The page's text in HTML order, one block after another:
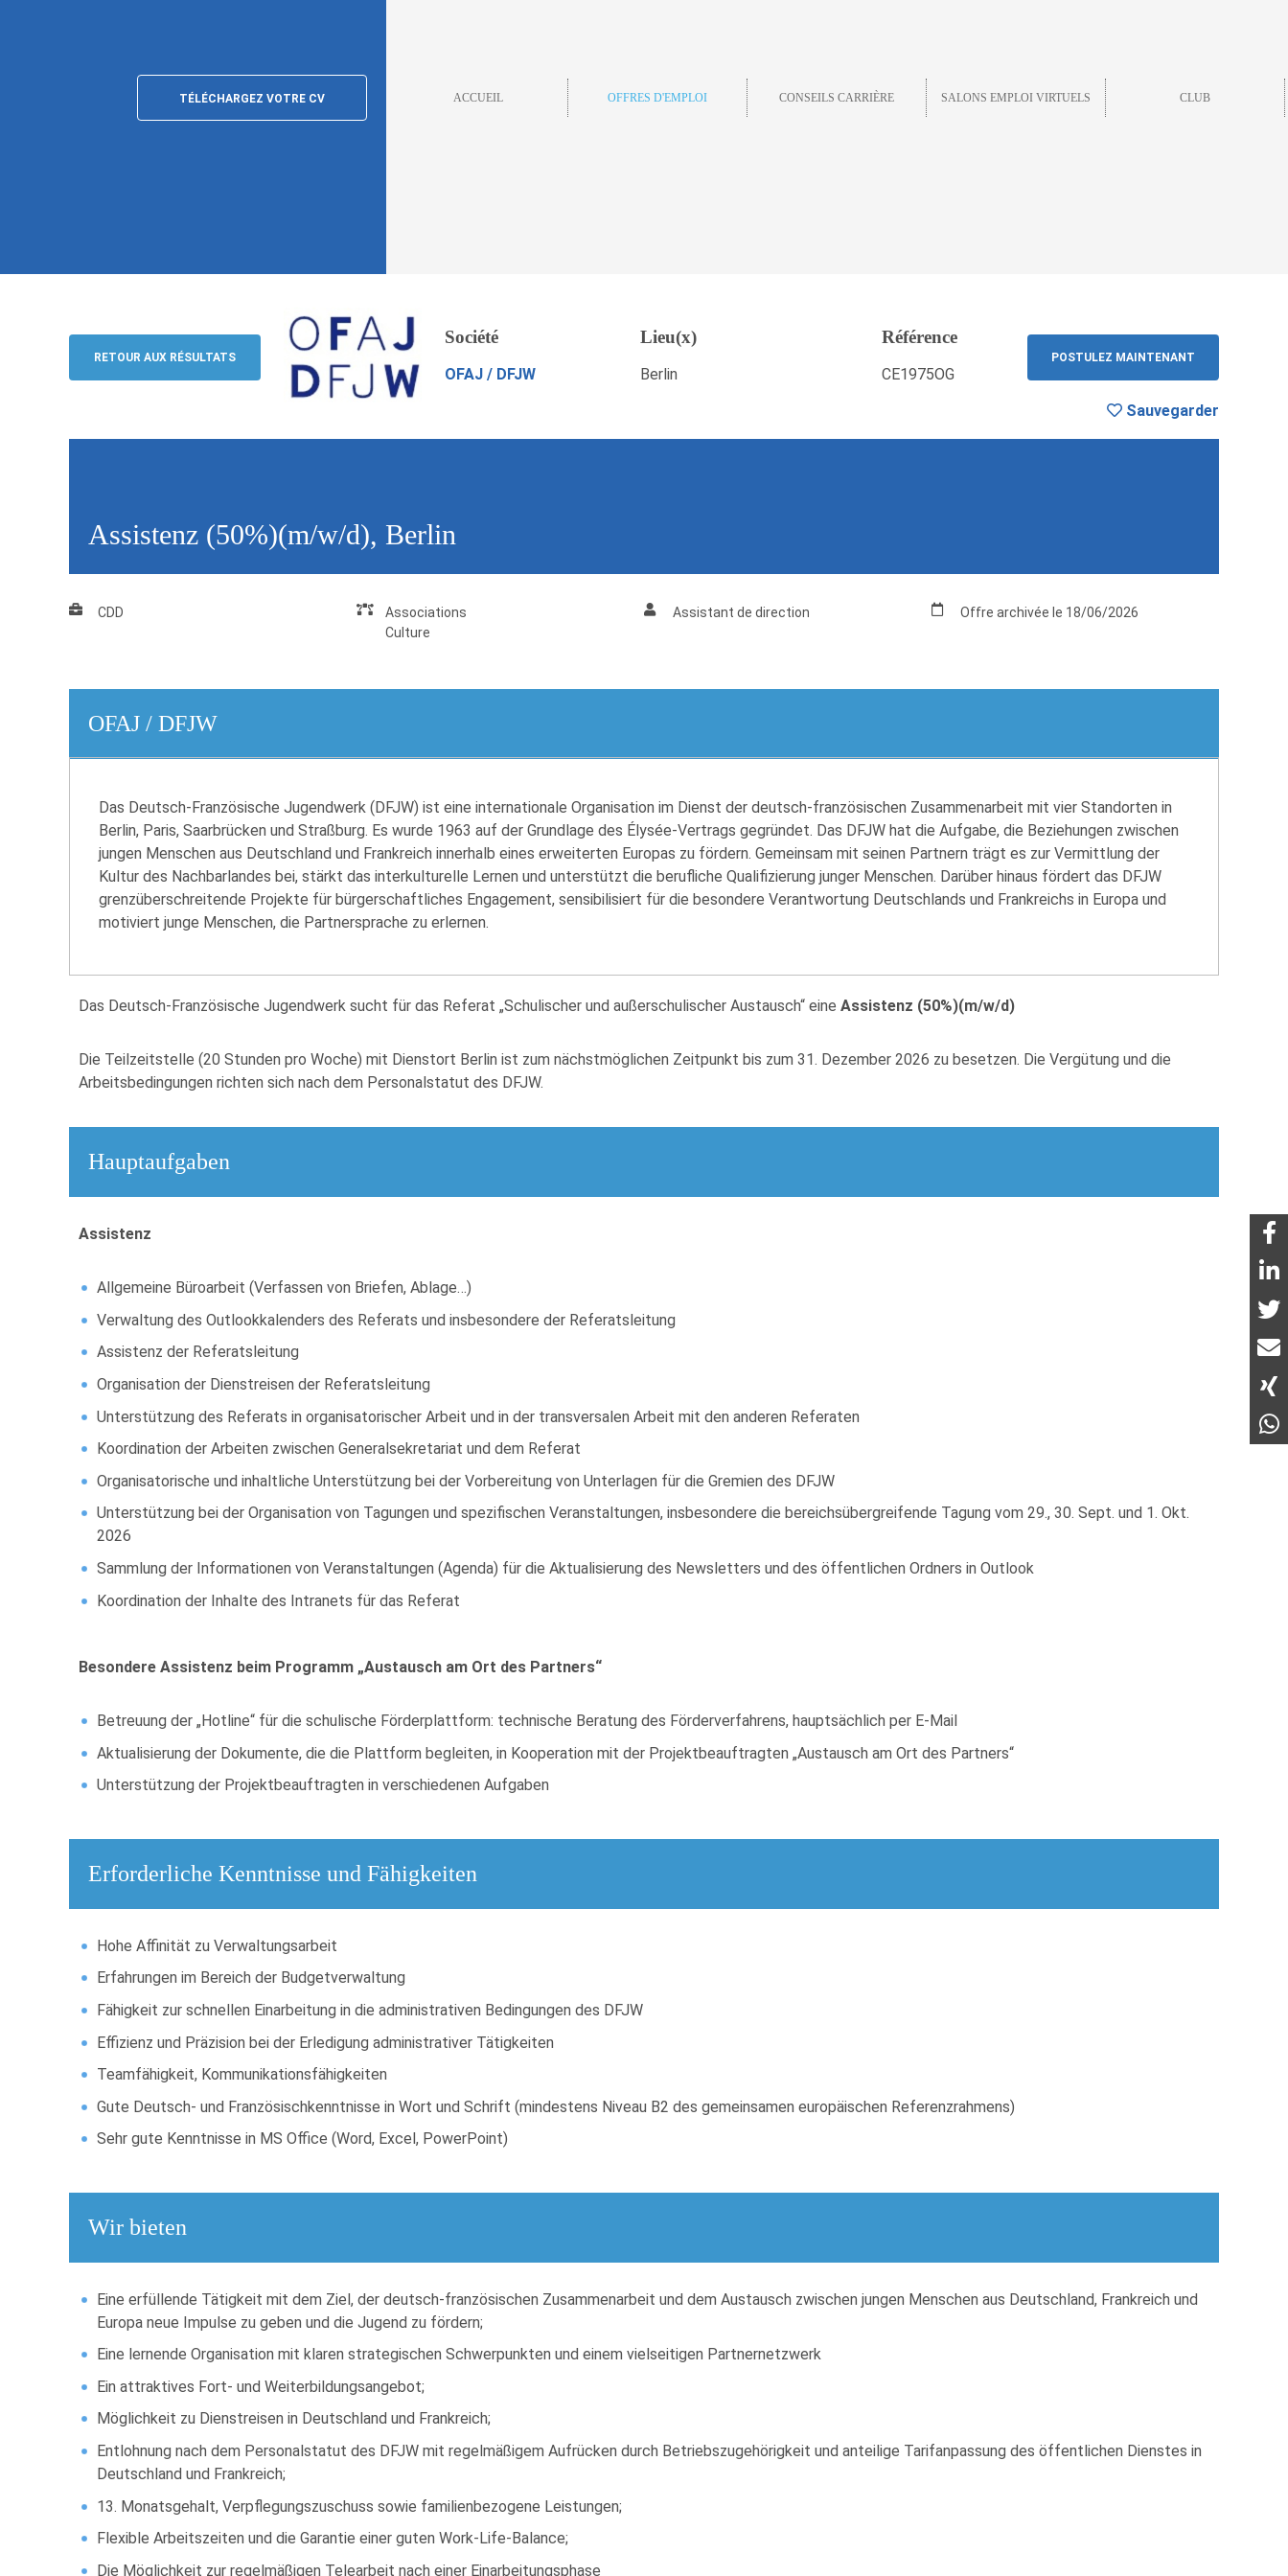
TÉLÉCHARGEZ VOTRE CV ACCUEIL OFFRES D'EMPLOI CONSEILS CARRIÈRE SALONS EMPLOI VIRTUELS CLUB
Assistenz (50%)(m/w/d), Berlin
OFAJ / DFJW
POSTULEZ MAINTENANT Sauvegarder
RETOUR
RETOUR AUX RÉSULTATS
Société
OFAJ / DFJW
Lieu(x)
Berlin
Référence
CE1975OG
POSTULEZ MAINTENANT
Sauvegarder
Assistenz (50%)(m/w/d), Berlin
CDD
Associations
Culture
Assistant de direction Offre archivée le 18/06/2026
OFAJ / DFJW
Das Deutsch-Französische Jugendwerk (DFJW) ist eine internationale Organisation im Dienst der deutsch-französischen Zusammenarbeit mit vier Standorten in
Berlin, Paris, Saarbrücken und Straßburg. Es wurde 1963 auf der Grundlage des Élysée-Vertrags gegründet. Das DFJW hat die Aufgabe, die Beziehungen zwischen
jungen Menschen aus Deutschland und Frankreich innerhalb eines erweiterten Europas zu fördern. Gemeinsam mit seinen Partnern trägt es zur Vermittlung der
Kultur des Nachbarlandes bei, stärkt das interkulturelle Lernen und unterstützt die berufliche Qualifizierung junger Menschen. Darüber hinaus fördert das DFJW
grenzüberschreitende Projekte für bürgerschaftliches Engagement, sensibilisiert für die besondere Verantwortung Deutschlands und Frankreichs in Europa und
motiviert junge Menschen, die Partnersprache zu erlernen.
Das Deutsch-Französische Jugendwerk sucht für das Referat „Schulischer und außerschulischer Austausch“ eine Assistenz (50%)(m/w/d)
Die Teilzeitstelle (20 Stunden pro Woche) mit Dienstort Berlin ist zum nächstmöglichen Zeitpunkt bis zum 31. Dezember 2026 zu besetzen. Die Vergütung und die
Arbeitsbedingungen richten sich nach dem Personalstatut des DFJW.
Hauptaufgaben
Assistenz
Allgemeine Büroarbeit (Verfassen von Briefen, Ablage…)
Verwaltung des Outlookkalenders des Referats und insbesondere der Referatsleitung
Assistenz der Referatsleitung
Organisation der Dienstreisen der Referatsleitung
Unterstützung des Referats in organisatorischer Arbeit und in der transversalen Arbeit mit den anderen Referaten
Koordination der Arbeiten zwischen Generalsekretariat und dem Referat
Organisatorische und inhaltliche Unterstützung bei der Vorbereitung von Unterlagen für die Gremien des DFJW
Unterstützung bei der Organisation von Tagungen und spezifischen Veranstaltungen, insbesondere die bereichsübergreifende Tagung vom 29., 30. Sept. und 1. Okt.
2026
Sammlung der Informationen von Veranstaltungen (Agenda) für die Aktualisierung des Newsletters und des öffentlichen Ordners in Outlook
Koordination der Inhalte des Intranets für das Referat
Besondere Assistenz beim Programm „Austausch am Ort des Partners“
Betreuung der „Hotline“ für die schulische Förderplattform: technische Beratung des Förderverfahrens, hauptsächlich per E-Mail
Aktualisierung der Dokumente, die die Plattform begleiten, in Kooperation mit der Projektbeauftragten „Austausch am Ort des Partners“
Unterstützung der Projektbeauftragten in verschiedenen Aufgaben
Erforderliche Kenntnisse und Fähigkeiten
Hohe Affinität zu Verwaltungsarbeit
Erfahrungen im Bereich der Budgetverwaltung
Fähigkeit zur schnellen Einarbeitung in die administrativen Bedingungen des DFJW
Effizienz und Präzision bei der Erledigung administrativer Tätigkeiten
Teamfähigkeit, Kommunikationsfähigkeiten
Gute Deutsch- und Französischkenntnisse in Wort und Schrift (mindestens Niveau B2 des gemeinsamen europäischen Referenzrahmens)
Sehr gute Kenntnisse in MS Office (Word, Excel, PowerPoint)
Wir bieten
Eine erfüllende Tätigkeit mit dem Ziel, der deutsch-französischen Zusammenarbeit und dem Austausch zwischen jungen Menschen aus Deutschland, Frankreich und
Europa neue Impulse zu geben und die Jugend zu fördern;
Eine lernende Organisation mit klaren strategischen Schwerpunkten und einem vielseitigen Partnernetzwerk
Ein attraktives Fort- und Weiterbildungsangebot;
Möglichkeit zu Dienstreisen in Deutschland und Frankreich;
Entlohnung nach dem Personalstatut des DFJW mit regelmäßigem Aufrücken durch Betriebszugehörigkeit und anteilige Tarifanpassung des öffentlichen Dienstes in
Deutschland und Frankreich;
13. Monatsgehalt, Verpflegungszuschuss sowie familienbezogene Leistungen;
Flexible Arbeitszeiten und die Garantie einer guten Work-Life-Balance;
Die Möglichkeit zur regelmäßigen Telearbeit nach einer Einarbeitungsphase